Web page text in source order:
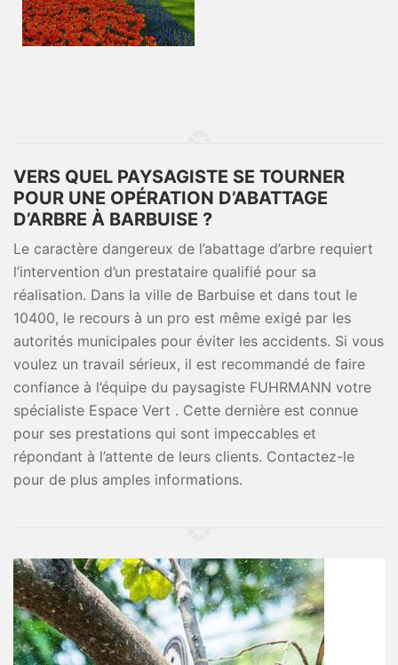
VERS QUEL PAYSAGISTE SE TOURNER
POUR UNE OPÉRATION D’ABATTAGE
D’ARBRE À BARBUISE ?
Le caractère dangereux de l’abattage d’arbre requiert
l’intervention d’un prestataire qualifié pour sa
réalisation. Dans la ville de Barbuise et dans tout le
10400, le recours à un pro est même exigé par les
autorités municipales pour éviter les accidents. Si vous
voulez un travail sérieux, il est recommandé de faire
confiance à l’équipe du paysagiste FUHRMANN votre
spécialiste Espace Vert . Cette dernière est connue
pour ses prestations qui sont impeccables et
répondant à l’attente de leurs clients. Contactez-le
pour de plus amples informations.